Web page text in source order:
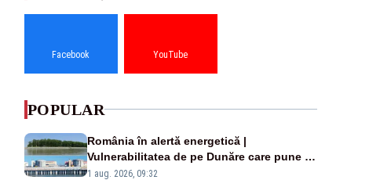
Facebook YouTube
POPULAR
România în alertă energetică |
Vulnerabilitatea de pe Dunăre care pune în
pericol Centrala Cernavodă era cunoscută
1 aug. 2026, 09:32